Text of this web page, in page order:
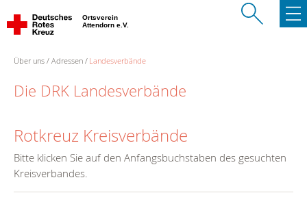
Ortsverein
Attendorn e.V.
Über uns Adressen Landesverbände
Die DRK Landesverbände
Rotkreuz Kreisverbände
Bitte klicken Sie auf den Anfangsbuchstaben des gesuchten
Kreisverbandes.